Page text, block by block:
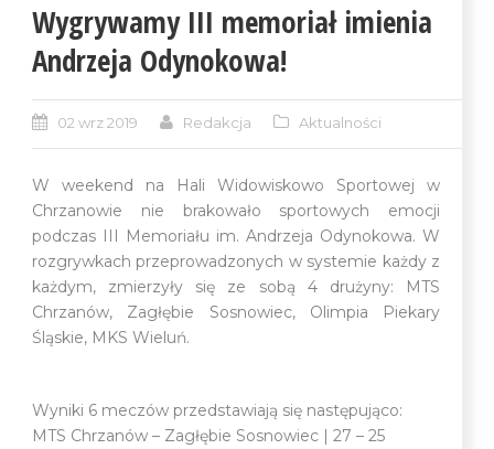
Wygrywamy III memoriał imienia
Andrzeja Odynokowa!
02 wrz 2019 Redakcja Aktualności
W weekend na Hali Widowiskowo Sportowej w
Chrzanowie nie brakowało sportowych emocji
podczas III Memoriału im. Andrzeja Odynokowa. W
rozgrywkach przeprowadzonych w systemie każdy z
każdym, zmierzyły się ze sobą 4 drużyny: MTS
Chrzanów, Zagłębie Sosnowiec, Olimpia Piekary
Śląskie, MKS Wieluń.
Wyniki 6 meczów przedstawiają się następująco:
MTS Chrzanów – Zagłębie Sosnowiec | 27 – 25